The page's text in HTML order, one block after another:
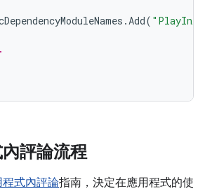
.Add(
評論流程
式內評論指南，決定在應用程式的使